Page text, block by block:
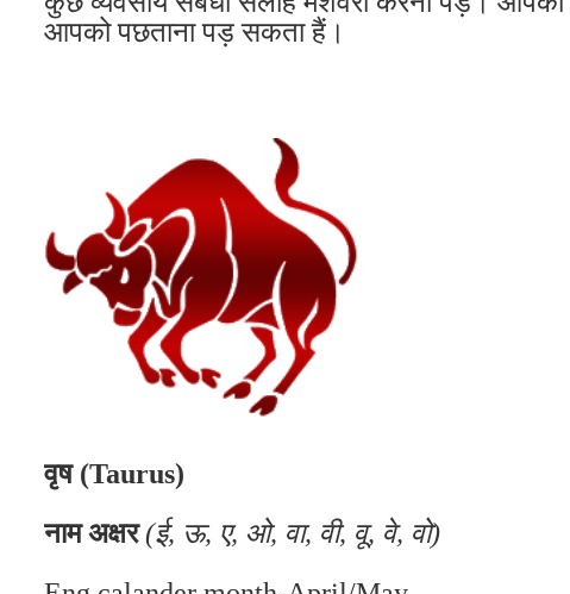
आपको पछताना पड़ सकता हैं।
वृष (Taurus)
नाम अक्षर (ई, ऊ, ए, ओ, वा, वी, वू, वे, वो)